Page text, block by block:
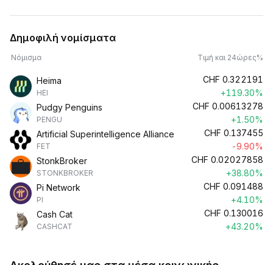
Δημοφιλή νομίσματα
Νόμισμα Τιμή και 24ώρες%
Heima
HEI
CHF 0.322191
+119.30%
Pudgy Penguins
PENGU
CHF 0.00613278
+1.50%
Artificial Superintelligence Alliance
FET
CHF 0.137455
-9.90%
StonkBroker
STONKBROKER
CHF 0.02027858
+38.80%
Pi Network
PI
CHF 0.091488
+4.10%
Cash Cat
CASHCAT
CHF 0.130016
+43.20%